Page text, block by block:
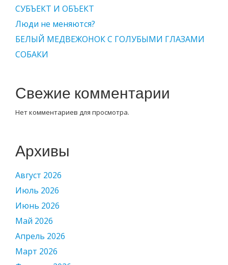
СУБЪЕКТ И ОБЪЕКТ
Люди не меняются?
БЕЛЫЙ МЕДВЕЖОНОК С ГОЛУБЫМИ ГЛАЗАМИ
СОБАКИ
Свежие комментарии
Нет комментариев для просмотра.
Архивы
Август 2026
Июль 2026
Июнь 2026
Май 2026
Апрель 2026
Март 2026